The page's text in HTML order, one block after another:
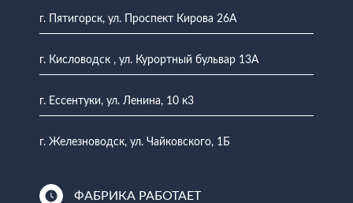
г. Пятигорск, ул. Проспект Кирова 26А
г. Кисловодск , ул. Курортный бульвар 13А
г. Ессентуки, ул. Ленина, 10 к3
г. Железноводск, ул. Чайковского, 1Б
ФАБРИКА РАБОТАЕТ